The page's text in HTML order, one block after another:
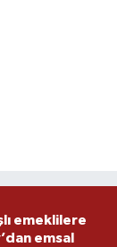
emeklilere
emsal